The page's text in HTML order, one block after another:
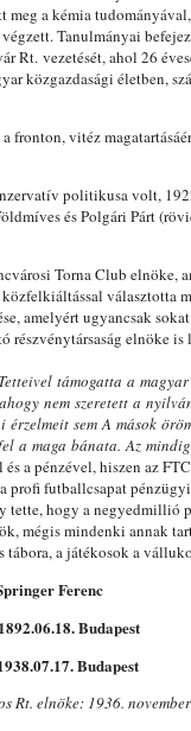
meg a kémia
Tanulmányai
Rt. vezetését, ahol 26
közgazdasági életben,
fronton, vitéz
politikusa volt,
és Polgári Párt
Torna Club elnöke,
választotta
amelyért ugyancsak
részvénytársaság elnöke
Tetteivel támogatta a
ahogy nem szeretett a
érzelmeit sem A mások
a maga bánata.Az
a pénzével, hiszen az
profi futballcsapat
hogy a negyedmillió
mégis mindenki annak
tábora, a játékosok a
Ferenc
Budapest
Budapest
Rt. elnöke: 1936.